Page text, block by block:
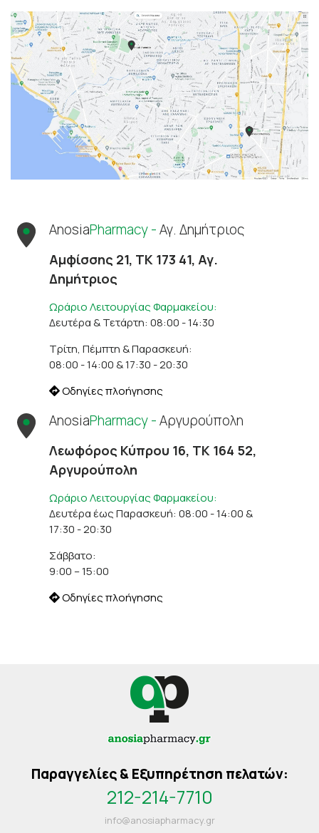
AnosiaPharmacy -Αγ. Δημήτριος
Αμφίσσης 21, ΤΚ 173 41, Αγ.
Δημήτριος
Ωράριο Λειτουργίας Φαρμακείου:
Δευτέρα & Τετάρτη: 08:00 - 14:30
Τρίτη, Πέμπτη & Παρασκευή:
08:00 - 14:00 & 17:30 - 20:30
Οδηγίες πλοήγησης
AnosiaPharmacy -Αργυρούπολη
Λεωφόρος Κύπρου 16, ΤΚ 164 52,
Αργυρούπολη
Ωράριο Λειτουργίας Φαρμακείου:
Δευτέρα έως Παρασκευή: 08:00 - 14:00 &
17:30 - 20:30
Σάββατο:
9:00 – 15:00
Οδηγίες πλοήγησης
Παραγγελίες & Εξυπηρέτηση πελατών:
212-214-7710
info@anosiapharmacy.gr